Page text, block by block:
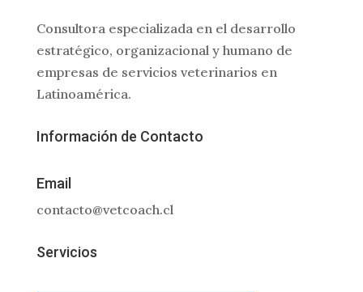
Consultora especializada en el desarrollo
estratégico, organizacional y humano de
empresas de servicios veterinarios en
Latinoamérica.
Información de Contacto
Email
contacto@vetcoach.cl
Servicios